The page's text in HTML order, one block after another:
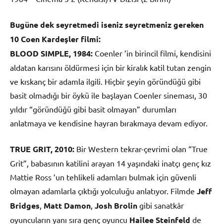
Bugüne dek seyretmedi iseniz seyretmeniz gereken
10 Coen Kardeşler filmi:
BLOOD SIMPLE, 1984: Coenler ’in birincil filmi, kendisini
aldatan karısını öldürmesi için bir kiralık katil tutan zengin
ve kıskanç bir adamla ilgili. Hiçbir şeyin göründüğü gibi
basit olmadığı bir öykü ile başlayan Coenler sineması, 30
yıldır “göründüğü gibi basit olmayan” durumları
anlatmaya ve kendisine hayran bırakmaya devam ediyor.
TRUE GRIT, 2010: Bir Western tekrar-çevrimi olan “True
Grit”, babasının katilini arayan 14 yaşındaki inatçı genç kız
Mattie Ross ’un tehlikeli adamları bulmak için güvenli
olmayan adamlarla çıktığı yolculuğu anlatıyor. Filmde Jeff
Bridges Matt Damon Josh Brolin gibi sanatkâr
oyuncuların yanı sıra genç oyuncu Hailee Steinfeld de